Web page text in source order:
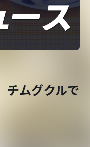
チムグクルで